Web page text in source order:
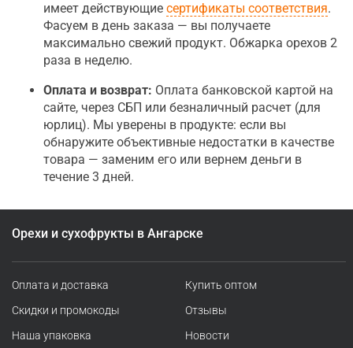
имеет действующие сертификаты соответствия.
Фасуем в день заказа — вы получаете
максимально свежий продукт. Обжарка орехов 2
раза в неделю.
Оплата и возврат: Оплата банковской картой на
сайте, через СБП или безналичный расчет (для
юрлиц). Мы уверены в продукте: если вы
обнаружите объективные недостатки в качестве
товара — заменим его или вернем деньги в
течение 3 дней.
Орехи и сухофрукты в Ангарске
Оплата и доставка
Скидки и промокоды
Наша упаковка
Купить оптом
Отзывы
Новости